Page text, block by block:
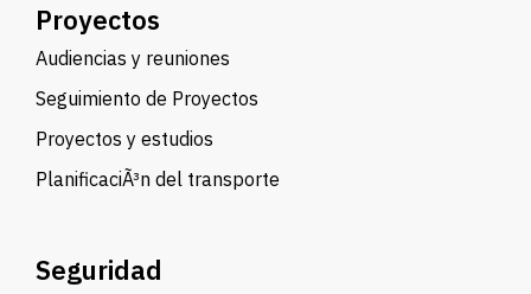
Proyectos
Audiencias y reuniones
Seguimiento de Proyectos
Proyectos y estudios
PlanificaciÃ³n del transporte
Seguridad